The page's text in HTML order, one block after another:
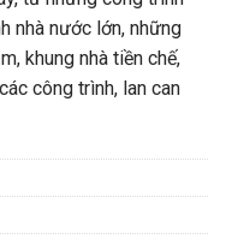
nhà nước lớn, những
khung nhà tiền chế,
công trình, lan can